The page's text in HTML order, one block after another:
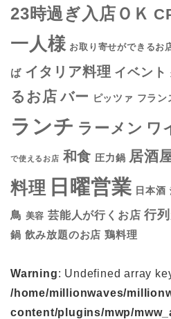
23時過ぎ入店ＯＫ
一人様 お取り寄せができるお
ば イタリア料理 イベント
るお店 バー ピッツァ フラン
ランチ ラーメン ワ
で使えるお店 和食 圧力鍋 居酒
料理 日曜営業 日本酒
鳥 美容 芸能人が行くお店 行
鍋 飲み放題のお店 鶏料理
Warning: Undefined array
/home/millionwaves/
content/plugins/mwp/